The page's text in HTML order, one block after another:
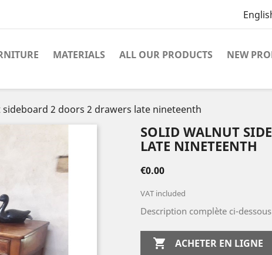
MATERIALS ALL OUR PRODUCTS NEW
2 doors 2 drawers late nineteenth
SOLID WALNUT
LATE NINETEENTH
€0.00
VAT included
Description complète ci-dessous
 ACHETER EN LIGNE